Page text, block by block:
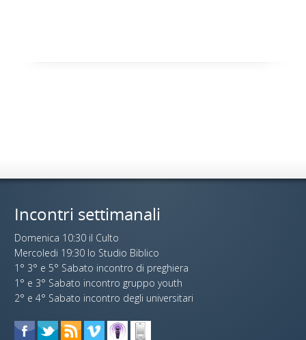
Incontri settimanali
Domenica 10:30 il Culto
Mercoledi 19:30 lo Studio Biblico
1° 3° e 5° Sabato incontro di preghiera
1° e 3° Sabato incontro gruppo youth
2° e 4° Sabato incontro degli universitari